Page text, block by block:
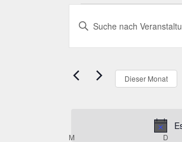
Suche
und
Navigation
Bitte
Schlüsselwort
eingeben.
nach
VeranstaltungenDieser Monat
M D